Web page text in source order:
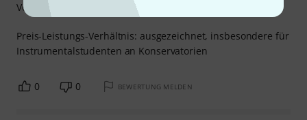
Preis-Leistungs-Verhältnis: ausgezeichnet, insbesondere für
Instrumentalstudenten an Konservatorien
Verarbeitung
0 0 BEWERTUNG MELDEN